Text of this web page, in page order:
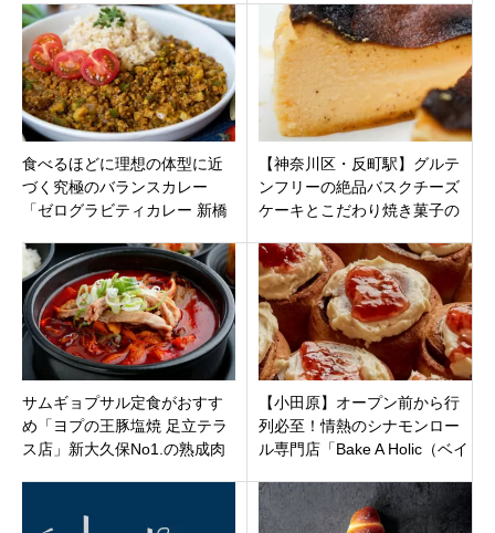
ープン！
食べるほどに理想の体型に近
づく究極のバランスカレー
「ゼログラビティカレー 新橋
ン！
【神奈川区・反町駅】グルテ
ンフリーの絶品バスクチーズ
ケーキとこだわり焼き菓子の
ー」がオープン！
サムギョプサル定食がおすす
め「ヨプの王豚塩焼 足立テラ
ス店」新大久保No1.の熟成肉
【小田原】オープン前から行
列必至！情熱のシナモンロー
ル専門店「Bake A Holic（ベイ
底解説